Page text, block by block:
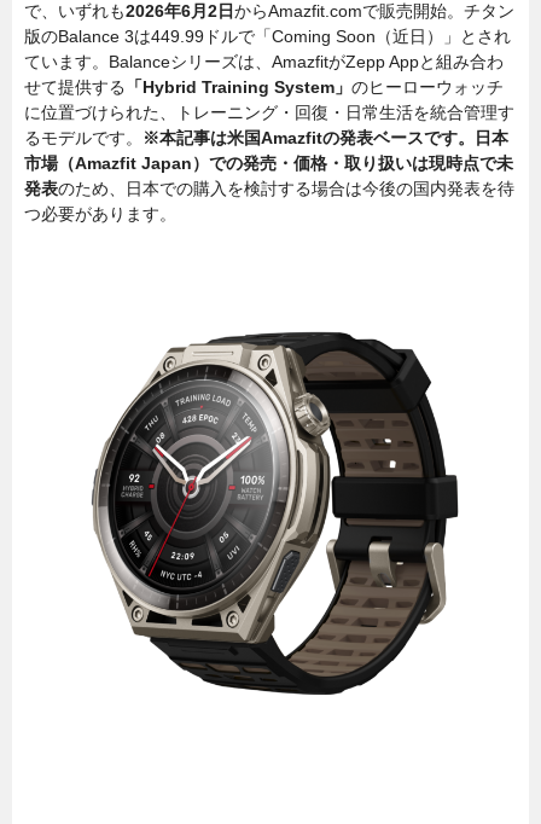
で、いずれも2026年6月2日からAmazfit.comで販売開始。チタン
版のBalance 3は449.99ドルで「Coming Soon（近日）」とされ
ています。Balanceシリーズは、AmazfitがZepp Appと組み合わ
せて提供する
「Hybrid Training System」 のヒーローウォッチ
に位置づけられた、トレーニング・回復・日常生活を統合管理す
るモデルです。
※本記事は米国Amazfitの発表ベースです。日本
市場（Amazfit Japan）での発売・価格・取り扱いは現時点で未
発表のため、日本での購入を検討する場合は今後の国内発表を待
つ必要があります。